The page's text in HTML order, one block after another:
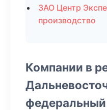
ЗАО Центр
производство
Компании в
федеральный